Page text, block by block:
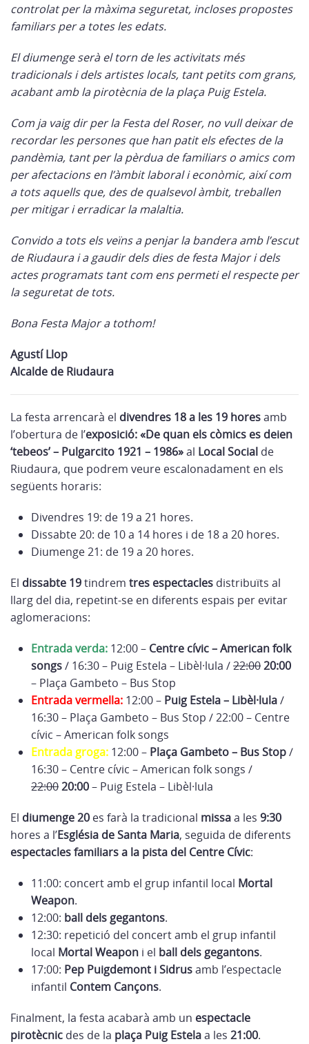
controlat per la màxima seguretat, incloses propostes
familiars per a totes les edats.
El diumenge serà el torn de les activitats més
tradicionals i dels artistes locals, tant petits com grans,
acabant amb la pirotècnia de la plaça Puig Estela.
Com ja vaig dir per la Festa del Roser, no vull deixar de
recordar les persones que han patit els efectes de la
pandèmia, tant per la pèrdua de familiars o amics com
per afectacions en l’àmbit laboral i econòmic, així com
a tots aquells que, des de qualsevol àmbit, treballen
per mitigar i erradicar la malaltia.
Convido a tots els veïns a penjar la bandera amb l’escut
de Riudaura i a gaudir dels dies de festa Major i dels
actes programats tant com ens permeti el respecte per
la seguretat de tots.
Bona Festa Major a tothom!
Agustí Llop
Alcalde de Riudaura
La festa arrencarà el divendres 18 a les 19 horesamb
l’obertura de l’exposició: «De quan els còmics es deien
‘tebeos’ – Pulgarcito 1921 – 1986»al Local Social de
Riudaura, que podrem veure escalonadament en els
següents horaris:
Divendres 19: de 19 a 21 hores.
Dissabte 20: de 10 a 14 hores i de 18 a 20 hores.
Diumenge 21: de 19 a 20 hores.
El dissabte 19tindrem tres espectacles distribuïts al
llarg del dia, repetint-se en diferents espais per evitar
aglomeracions:
Entrada verda: 12:00 – Centre cívic – American folk
songs/ 16:30 – Puig Estela – Libèl·lula /22:0020:00
– Plaça Gambeto – Bus Stop
Entrada vermella: 12:00 – Puig Estela – Libèl·lula/
16:30 – Plaça Gambeto – Bus Stop / 22:00 – Centre
cívic – American folk songs
Entrada groga: 12:00 – Plaça Gambeto – Bus Stop/
16:30 – Centre cívic – American folk songs /
22:0020:00– Puig Estela – Libèl·lula
El diumenge 20 es farà la tradicional missaa les 9:30
hores a l’Església de Santa Maria, seguida de diferents
espectacles familiars a la pista del Centre Cívic:
11:00: concert amb el grup infantil local Mortal
Weapon.
12:00: ball dels gegantons.
12:30: repetició del concert amb el grup infantil
local Mortal Weapon i el ball dels gegantons.
17:00: Pep Puigdemont i Sidrusamb l’espectacle
infantil Contem Cançons.
Finalment, la festa acabarà amb un espectacle
pirotècnic des de la plaça Puig Estelaa les 21:00.